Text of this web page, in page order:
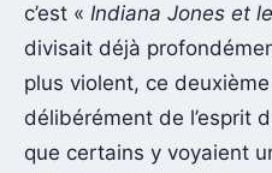
c’est « Indiana Jones et
divisait déjà
plus violent, ce
délibérément de l’esprit
que certains y voyaient